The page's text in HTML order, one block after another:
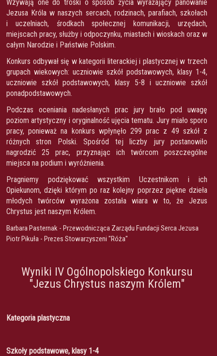
Wzywają one do troski o sposób życia wyrażający panowanie
Jezusa Króla w naszych sercach, rodzinach, parafiach, szkołach
i uczelniach, środkach społecznej komunikacji, urzędach,
miejscach pracy, służby i odpoczynku, miastach i wioskach oraz w
całym Narodzie i Państwie Polskim.
Konkurs odbywał się w kategorii literackiej i plastycznej w trzech
grupach wiekowych: uczniowie szkół podstawowych, klasy 1-4,
uczniowie szkół podstawowych, klasy 5-8 i uczniowie szkół
ponadpodstawowych.
Podczas oceniania nadesłanych prac jury brało pod uwagę
poziom artystyczny i oryginalność ujęcia tematu. Jury miało sporo
pracy, ponieważ na konkurs wpłynęło 299 prac z 49 szkół z
różnych stron Polski. Spośród tej liczby jury postanowiło
nagrodzić 25 prac, przyznając ich twórcom poszczególne
miejsca na podium i wyróżnienia.
Pragniemy podziękować wszystkim Uczestnikom i ich
Opiekunom, dzięki którym po raz kolejny poprzez piękne dzieła
młodych twórców wyrażona została wiara w to, że Jezus
Chrystus jest naszym Królem.
Barbara Pasternak - Przewodnicząca Zarządu Fundacji Serca Jezusa
Piotr Pikuła - Prezes Stowarzyszeni "Róża"
Wyniki IV Ogólnopolskiego Konkursu
"Jezus Chrystus naszym Królem"
Kategoria plastyczna
Szkoły podstawowe, klasy 1-4